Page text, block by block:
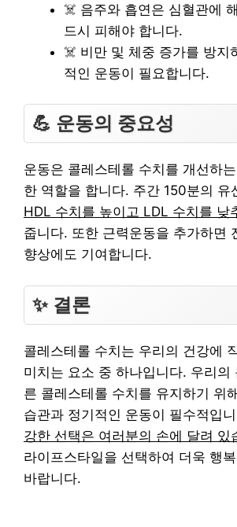
☠️ 음주와 흡연은 심혈관에
드시 피해야 합니다.
☠️ 비만 및 체중 증가를 방지
적인 운동이 필요합니다.
💪 운동의 중요성
운동은 콜레스테롤 수치를 개선하
한 역할을 합니다. 주간 150분의 유
HDL 수치를 높이고 LDL 수치를 낮
줍니다. 또한 근력운동을 추가하면
향상에도 기여합니다.
✨ 결론
콜레스테롤 수치는 우리의 건강에
미치는 요소 중 하나입니다. 우리의
른 콜레스테롤 수치를 유지하기 위
습관과 정기적인 운동이 필수적입
강한 선택은 여러분의 손에 달려 있
라이프스타일을 선택하여 더욱 행
바랍니다.